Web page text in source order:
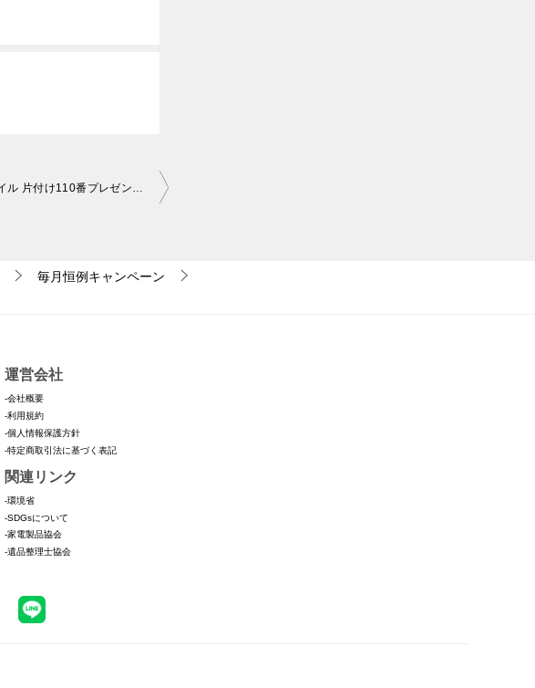
【限定5名】 世界一美味しいオリーブオイル 片付け110番プレゼント！
毎月恒例キャンペーン
運営会社
-会社概要
-利用規約
-個人情報保護方針
-特定商取引法に基づく表記
関連リンク
-環境省
-SDGsについて
-家電製品協会
-遺品整理士協会